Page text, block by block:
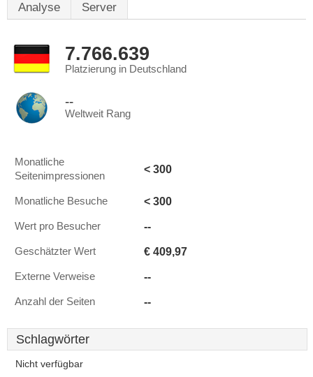
Analyse Server
7.766.639
Platzierung in Deutschland
--
Weltweit Rang
Monatliche
Seitenimpressionen
< 300
Monatliche Besuche < 300
Wert pro Besucher --
Geschätzter Wert € 409,97
Externe Verweise --
Anzahl der Seiten --
Schlagwörter
Nicht verfügbar